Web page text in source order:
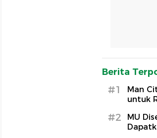
Berita
#1
Man
untuk
#2
MU